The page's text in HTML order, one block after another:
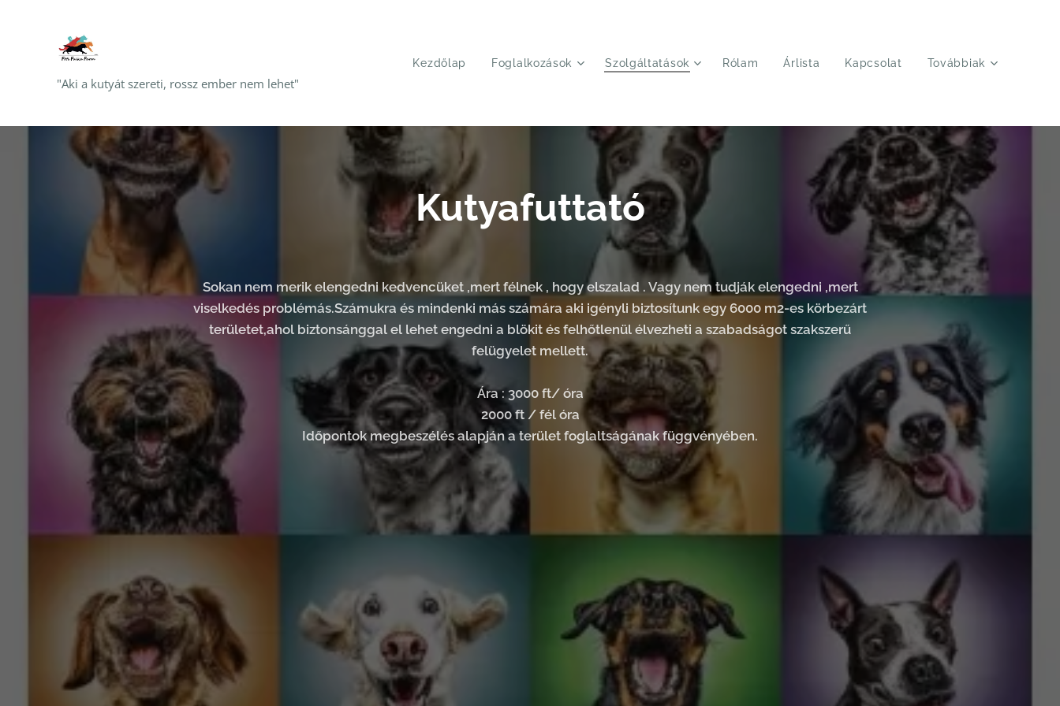
"Aki a kutyát szereti, rossz ember nem lehet"
Kezdőlap Foglalkozások Szolgáltatások Rólam Árlista Kapcsolat Továbbiak
Kutyafuttató
Sokan nem merik elengedni kedvencüket ,mert félnek , hogy elszalad . Vagy nem tudják elengedni ,mert
viselkedés problémás.Számukra és mindenki más számára aki igényli biztosítunk egy 6000 m2-es körbezárt
területet,ahol biztonsánggal el lehet engedni a blökit és felhőtlenül élvezheti a szabadságot szakszerű
felügyelet mellett.
Ára : 3000 ft/ óra
2000 ft / fél óra
Időpontok megbeszélés alapján a terület foglaltságának függvényében.